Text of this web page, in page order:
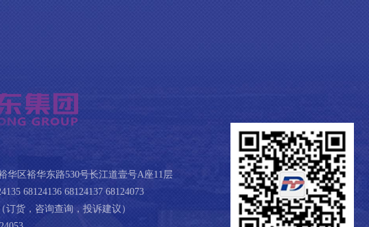
华区裕华东路530号长江道壹号A座11层
68124136 68124137 68124073
订货，咨询查询，投诉建议）